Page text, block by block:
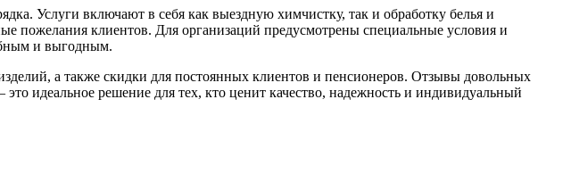
Услуги включают в себя как выездную химчистку, так и обработку белья и
пожелания клиентов. Для организаций предусмотрены специальные условия и
и выгодным.
а также скидки для постоянных клиентов и пенсионеров. Отзывы довольных
идеальное решение для тех, кто ценит качество, надежность и индивидуальный